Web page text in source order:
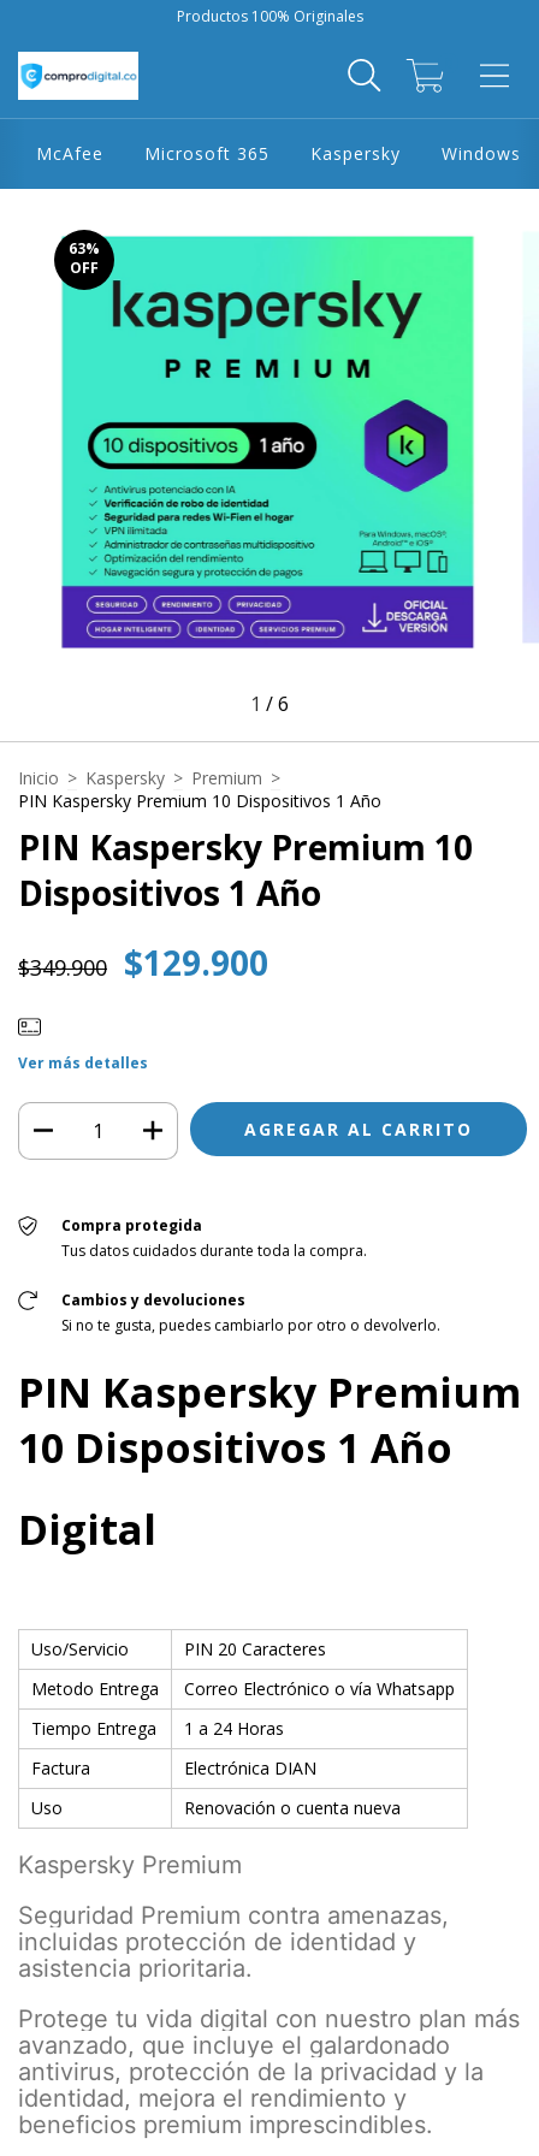
Productos 100% Originales
McAfee Microsoft 365 Kaspersky Windows
63%
OFF
1 /6
Inicio > Kaspersky > Premium >
PIN Kaspersky Premium 10 Dispositivos 1 Año
PIN Kaspersky Premium 10
Dispositivos 1 Año
$349.900 $129.900
Ver más detalles
Compra protegida
Tus datos cuidados durante toda la compra.
Cambios y devoluciones
Si no te gusta, puedes cambiarlo por otro o devolverlo.
PIN Kaspersky Premium
10 Dispositivos 1 Año
Digital
Uso/Servicio
PIN 20 Caracteres
Metodo Entrega
Correo Electrónico o vía Whatsapp
Tiempo Entrega
1 a 24 Horas
Factura
Electrónica DIAN
Uso
Renovación o cuenta nueva
Kaspersky Premium
Seguridad Premium contra amenazas,
incluidas protección de identidad y
asistencia prioritaria.
Protege tu vida digital con nuestro plan más
avanzado, que incluye el galardonado
antivirus, protección de la privacidad y la
identidad, mejora el rendimiento y
beneficios premium imprescindibles.